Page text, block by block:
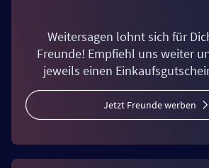
Weitersagen lohnt sich für
Freunde! Empfiehl uns weiter
jeweils einen
Jetzt Freunde werben